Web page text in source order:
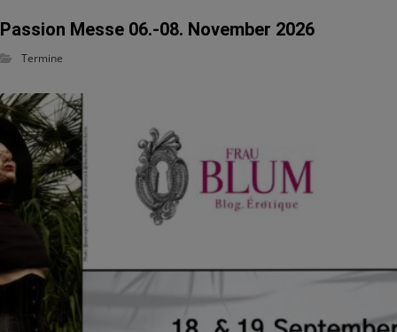
Passion Messe 06.-08. November 2026
Termine